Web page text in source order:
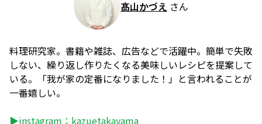
髙山かづえ さん
料理研究家。書籍や雑誌、広告などで活躍中。簡単で失敗
しない、繰り返し作りたくなる美味しいレシピを提案して
いる。「我が家の定番になりました！」と言われることが
一番嬉しい。
▶instagram： kazuetakayama